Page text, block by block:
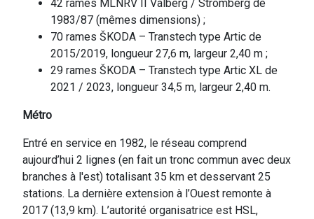
42 rames MLNRV II Valberg / Strömberg de
1983/87 (mêmes dimensions) ;
70 rames ŠKODA – Transtech type Artic de
2015/2019, longueur 27,6 m, largeur 2,40 m ;
29 rames ŠKODA – Transtech type Artic XL de
2021 / 2023, longueur 34,5 m, largeur 2,40 m.
Métro
Entré en service en 1982, le réseau comprend
aujourd’hui 2 lignes (en fait un tronc commun avec deux
branches à l'est) totalisant 35 km et desservant 25
stations. La dernière extension à l’Ouest remonte à
2017 (13,9 km). L’autorité organisatrice est HSL,